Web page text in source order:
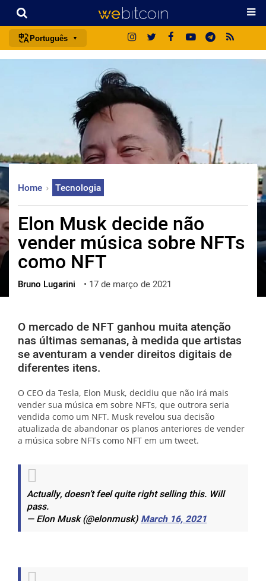
Português
deutsch
中文
한국어
العربية
ქართული
vietnamese
Home Tecnologia
Elon Musk decide não
vender música sobre NFTs
como NFT
Bruno Lugarini • 17 de março de 2021
O mercado de NFT ganhou muita atenção
nas últimas semanas, à medida que artistas
se aventuram a vender direitos digitais de
diferentes itens.
O CEO da Tesla, Elon Musk, decidiu que não irá mais
vender sua música em sobre NFTs, que outrora seria
vendida como um NFT. Musk revelou sua decisão
atualizada de abandonar os planos anteriores de vender
a música sobre NFTs como NFT em um tweet.
Actually, doesn’t feel quite right selling this. Will
pass.
— Elon Musk (@elonmusk)March 16, 2021